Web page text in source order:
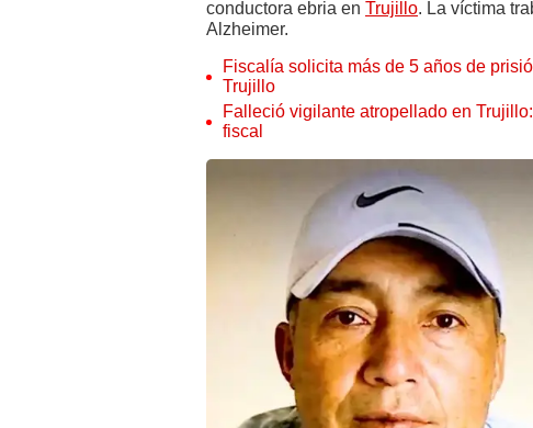
conductora ebria en Trujillo. La víctima
Alzheimer.
Fiscalía solicita más de 5 años de
Trujillo
Falleció vigilante atropellado en
fiscal